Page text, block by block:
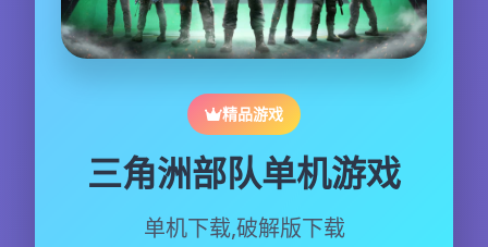
精品游戏
三角洲部队单机游戏
单机下载,破解版下载